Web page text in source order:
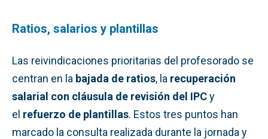
Ratios, salarios y plantillas
Las reivindicaciones prioritarias del profesorado se
centran en la bajada de ratios, la recuperación
salarial con cláusula de revisión del IPCy
el refuerzo de plantillas. Estos tres puntos han
marcado la consulta realizada durante la jornada y